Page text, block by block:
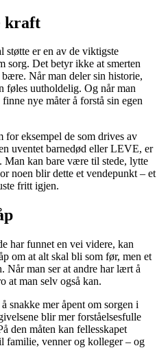
kraft
støtte er en av de viktigste
sorg. Det betyr ikke at smerten
Når man deler sin historie,
føles uutholdelig. Og når man
nye måter å forstå sin egen
for eksempel de som drives av
uventet barnedød eller LEVE, er
Man kan bare være til stede, lytte
noen blir dette et vendepunkt – et
fritt igjen.
har funnet en vei videre, kan
om at alt skal bli som før, men et
Når man ser at andre har lært å
at man selv også kan.
snakke mer åpent om sorgen i
blir mer forståelsesfulle
den måten kan fellesskapet
familie, venner og kolleger – og